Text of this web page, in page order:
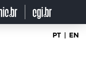
PT | EN